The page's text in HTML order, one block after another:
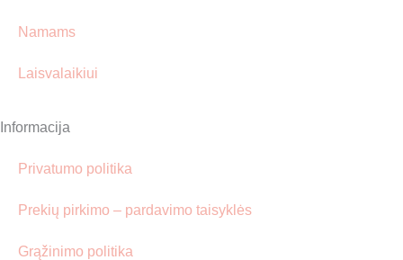
Namams
Laisvalaikiui
Informacija
Privatumo politika
Prekių pirkimo – pardavimo taisyklės
Grąžinimo politika